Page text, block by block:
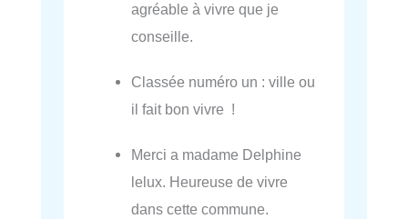
agréable à vivre que je
conseille.
Classée numéro un : ville ou
il fait bon vivre !
Merci a madame Delphine
lelux. Heureuse de vivre
dans cette commune.